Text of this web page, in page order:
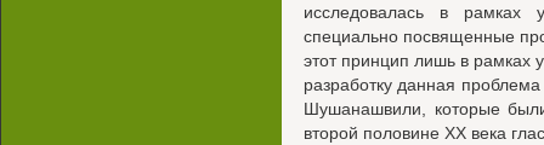
исследовалась в рамках
специально посвященные
этот принцип лишь в рамках
разработку данная
Шушанашвили, которые
второй половине XX века